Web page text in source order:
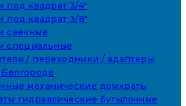
под квадрат 3/4"
под квадрат 3/8"
свечные
специальные
/ переходники / адаптеры
механические домкраты
гидравлические бутылочные